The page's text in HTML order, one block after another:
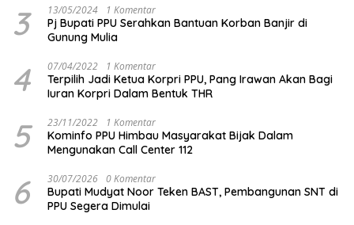
3 13/05/2024 1 Komentar
Pj Bupati PPU Serahkan Bantuan Korban Banjir di
Gunung Mulia
4 07/04/2022 1 Komentar
Terpilih Jadi Ketua Korpri PPU, Pang Irawan Akan Bagi
Iuran Korpri Dalam Bentuk THR
5 23/11/2022 1 Komentar
Kominfo PPU Himbau Masyarakat Bijak Dalam
Mengunakan Call Center 112
6 30/07/2026 0 Komentar
Bupati Mudyat Noor Teken BAST, Pembangunan SNT di
PPU Segera Dimulai